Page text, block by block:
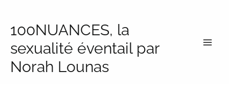
contenu
100NUANCES, la
sexualité éventail par
Norah Lounas